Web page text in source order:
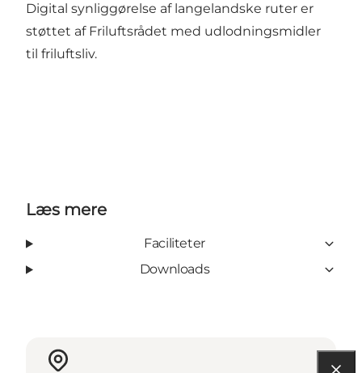
Digital synliggørelse af langelandske ruter er
støttet af Friluftsrådet med udlodningsmidler
til friluftsliv.
Læs mere
Faciliteter
Downloads